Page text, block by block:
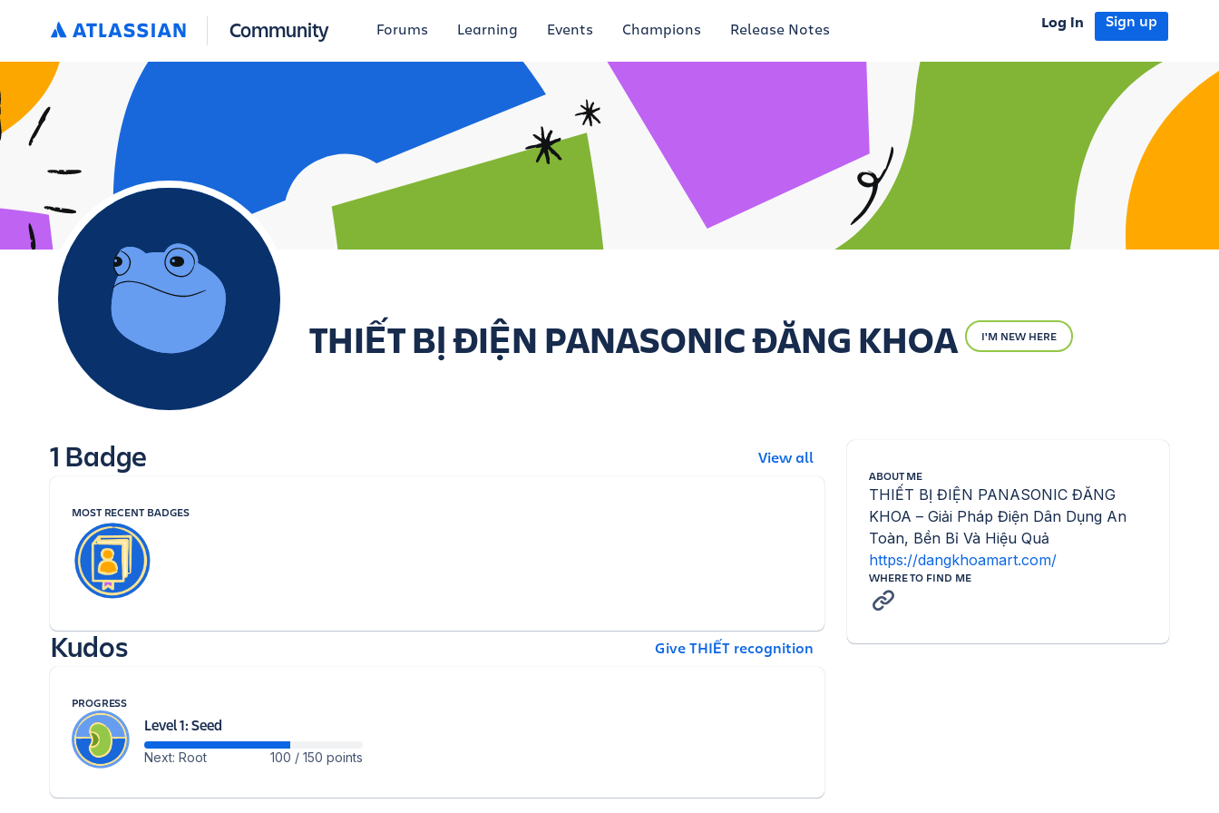
Community Forums Learning Events Champions Release Notes Log in Sign up
THIẾT BỊ ĐIỆN PANASONIC ĐĂNG KHOA I'M NEW HERE
1 Badge View all
MOST RECENT BADGES
Kudos Give THIẾT recognition
PROGRESS
Level 1: Seed
Next: Root 100 / 150 points
ABOUT ME
THIẾT BỊ ĐIỆN PANASONIC ĐĂNG
KHOA – Giải Pháp Điện Dân Dụng An
https://dangkhoamart.com/
WHERE TO FIND ME